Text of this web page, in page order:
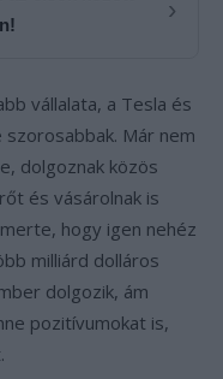
›
vállalata, a Tesla és
Már nem
dolgoznak közös
és vásárolnak is
hogy igen nehéz
milliárd dolláros
dolgozik, ám
pozitívumokat is,